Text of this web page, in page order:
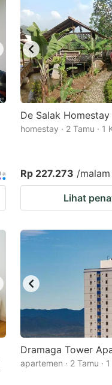
De Salak Homestay
homestay · 2 Tamu · 1
Rp 227.273 /malam
Lihat
Dramaga Tower
apartemen · 2 Tamu ·